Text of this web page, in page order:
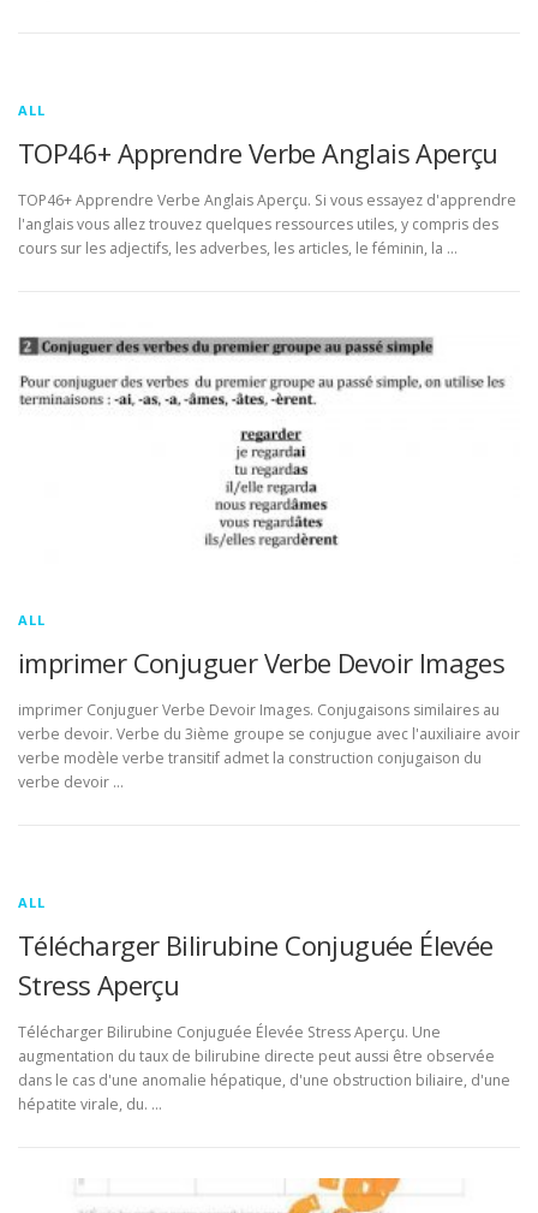
ALL
TOP46+ Apprendre Verbe Anglais Aperçu
TOP46+ Apprendre Verbe Anglais Aperçu. Si vous essayez d'apprendre
l'anglais vous allez trouvez quelques ressources utiles, y compris des
cours sur les adjectifs, les adverbes, les articles, le féminin, la …
ALL
imprimer Conjuguer Verbe Devoir Images
imprimer Conjuguer Verbe Devoir Images. Conjugaisons similaires au
verbe devoir. Verbe du 3ième groupe se conjugue avec l'auxiliaire avoir
verbe modèle verbe transitif admet la construction conjugaison du
verbe devoir …
ALL
Télécharger Bilirubine Conjuguée Élevée
Stress Aperçu
Télécharger Bilirubine Conjuguée Élevée Stress Aperçu. Une
augmentation du taux de bilirubine directe peut aussi être observée
dans le cas d'une anomalie hépatique, d'une obstruction biliaire, d'une
hépatite virale, du. …